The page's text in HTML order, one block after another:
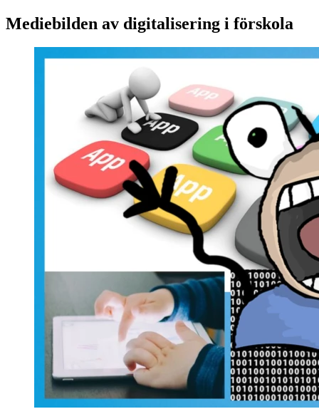
Mediebilden av digitalisering i förskola